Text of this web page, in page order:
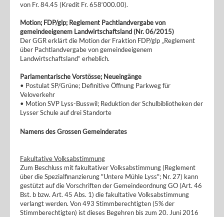
von Fr. 84.45 (Kredit Fr. 658‘000.00).
Motion; FDP/glp; Reglement Pachtlandvergabe von
gemeindeeigenem Landwirtschaftsland (Nr. 06/2015)
Der GGR erklärt die Motion der Fraktion FDP/glp „Reglement
über Pachtlandvergabe von gemeindeeigenem
Landwirtschaftsland“ erheblich.
Parlamentarische Vorstösse; Neueingänge
• Postulat SP/Grüne; Definitive Öffnung Parkweg für
Veloverkehr
• Motion SVP Lyss-Busswil; Reduktion der Schulbibliotheken der
Lysser Schule auf drei Standorte
Namens des Grossen Gemeinderates
Fakultative Volksabstimmung
Zum Beschluss mit fakultativer Volksabstimmung (Reglement
über die Spezialfinanzierung "Untere Mühle Lyss"; Nr. 27) kann
gestützt auf die Vorschriften der Gemeindeordnung GO (Art. 46
Bst. b bzw. Art. 45 Abs. 1) die fakultative Volksabstimmung
verlangt werden. Von 493 Stimmberechtigten (5% der
Stimmberechtigten) ist dieses Begehren bis zum 20. Juni 2016